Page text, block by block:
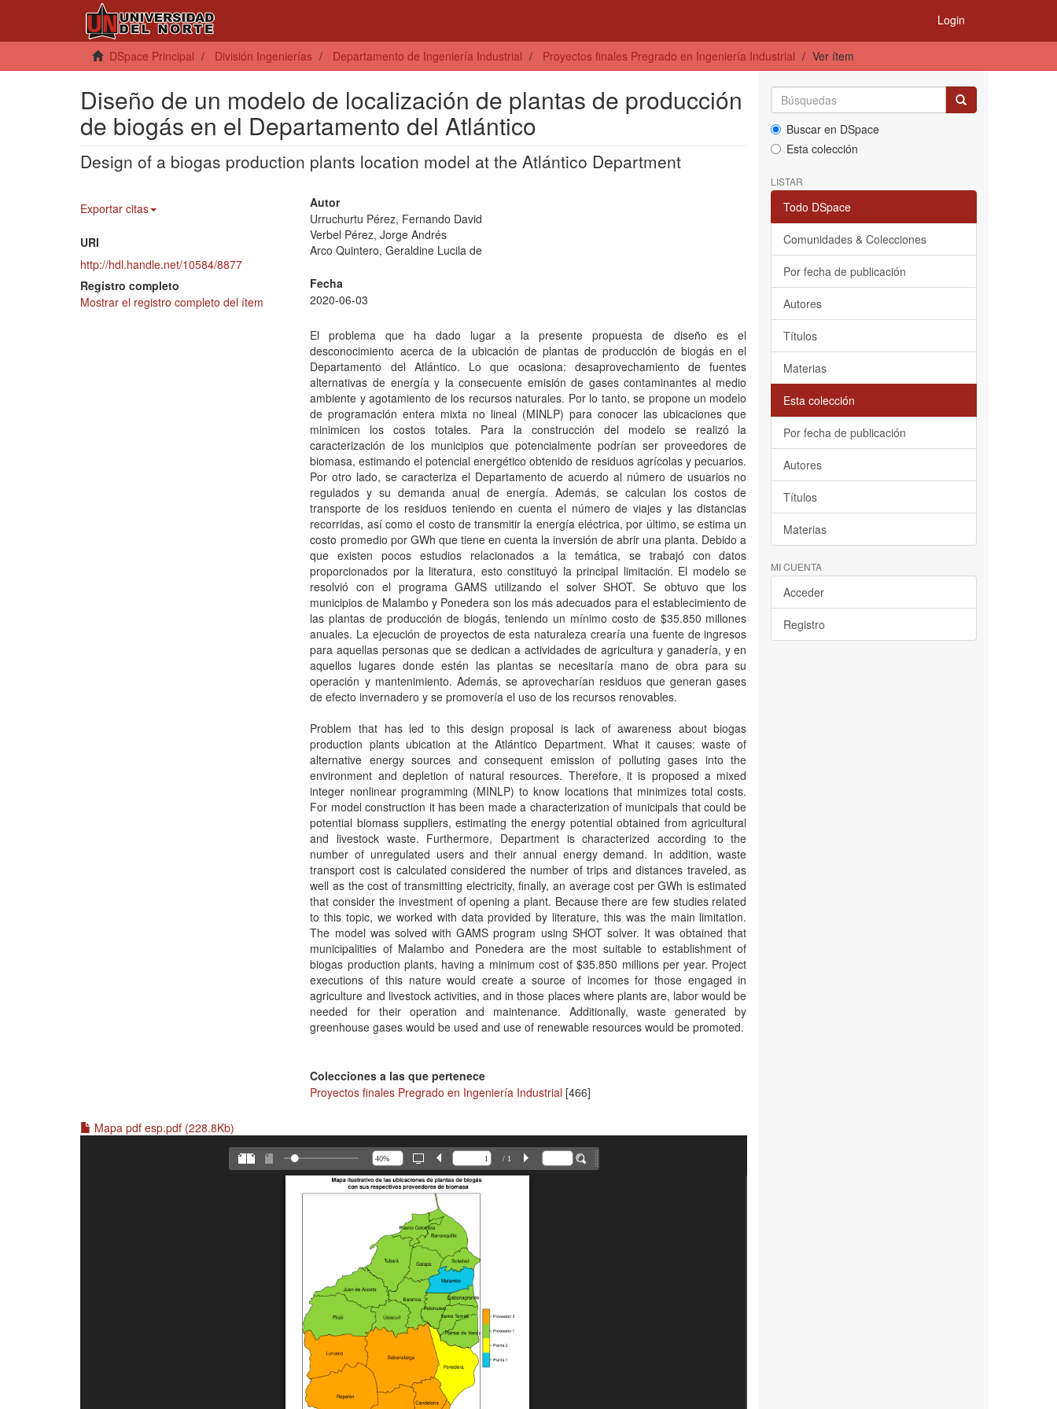
Login
DSpace Principal División Ingenierías Departamento de Ingeniería Industrial Proyectos finales Pregrado en Ingeniería Industrial Ver ítem
Diseño de un modelo de localización de plantas de producción
de biogás en el Departamento del Atlántico
Design of a biogas production plants location model at the Atlántico Department
Exportar citas
URI
http://hdl.handle.net/10584/8877
Registro completo
Mostrar el registro completo del ítem
Autor
Urruchurtu Pérez, Fernando David
Verbel Pérez, Jorge Andrés
Arco Quintero, Geraldine Lucila de
Fecha
2020-06-03
El problema que ha dado lugar a la presente propuesta de diseño es el
desconocimiento acerca de la ubicación de plantas de producción de biogás en el
Departamento del Atlántico. Lo que ocasiona: desaprovechamiento de fuentes
alternativas de energía y la consecuente emisión de gases contaminantes al medio
ambiente y agotamiento de los recursos naturales. Por lo tanto, se propone un modelo
de programación entera mixta no lineal (MINLP) para conocer las ubicaciones que
minimicen los costos totales. Para la construcción del modelo se realizó la
caracterización de los municipios que potencialmente podrían ser proveedores de
biomasa, estimando el potencial energético obtenido de residuos agrícolas y pecuarios.
Por otro lado, se caracteriza el Departamento de acuerdo al número de usuarios no
regulados y su demanda anual de energía. Además, se calculan los costos de
transporte de los residuos teniendo en cuenta el número de viajes y las distancias
recorridas, así como el costo de transmitir la energía eléctrica, por último, se estima un
costo promedio por GWh que tiene en cuenta la inversión de abrir una planta. Debido a
que existen pocos estudios relacionados a la temática, se trabajó con datos
proporcionados por la literatura, esto constituyó la principal limitación. El modelo se
resolvió con el programa GAMS utilizando el solver SHOT. Se obtuvo que los
municipios de Malambo y Ponedera son los más adecuados para el establecimiento de
las plantas de producción de biogás, teniendo un mínimo costo de $35.850 millones
anuales. La ejecución de proyectos de esta naturaleza crearía una fuente de ingresos
para aquellas personas que se dedican a actividades de agricultura y ganadería, y en
aquellos lugares donde estén las plantas se necesitaría mano de obra para su
operación y mantenimiento. Además, se aprovecharían residuos que generan gases
de efecto invernadero y se promovería el uso de los recursos renovables.
Problem that has led to this design proposal is lack of awareness about biogas
production plants ubication at the Atlántico Department. What it causes: waste of
alternative energy sources and consequent emission of polluting gases into the
environment and depletion of natural resources. Therefore, it is proposed a mixed
integer nonlinear programming (MINLP) to know locations that minimizes total costs.
For model construction it has been made a characterization of municipals that could be
potential biomass suppliers, estimating the energy potential obtained from agricultural
and livestock waste. Furthermore, Department is characterized according to the
number of unregulated users and their annual energy demand. In addition, waste
transport cost is calculated considered the number of trips and distances traveled, as
well as the cost of transmitting electricity, finally, an average cost per GWh is estimated
that consider the investment of opening a plant. Because there are few studies related
to this topic, we worked with data provided by literature, this was the main limitation.
The model was solved with GAMS program using SHOT solver. It was obtained that
municipalities of Malambo and Ponedera are the most suitable to establishment of
biogas production plants, having a minimum cost of $35.850 millions per year. Project
executions of this nature would create a source of incomes for those engaged in
agriculture and livestock activities, and in those places where plants are, labor would be
needed for their operation and maintenance. Additionally, waste generated by
greenhouse gases would be used and use of renewable resources would be promoted.
Colecciones a las que pertenece
Proyectos finales Pregrado en Ingeniería Industrial [466]
Mapa pdf esp.pdf (228.8Kb)
/ 1
Buscar en DSpace
Esta colección
LISTAR
Todo DSpace
Comunidades & Colecciones
Por fecha de publicación
Autores
Títulos
Materias
Esta colección
Por fecha de publicación
Autores
Títulos
Materias
MI CUENTA
Acceder
Registro